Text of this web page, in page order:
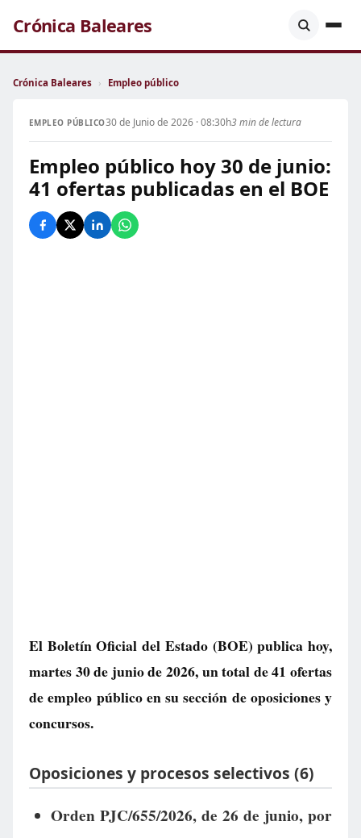
Crónica Baleares
Crónica Baleares › Empleo público
EMPLEO PÚBLICO30 de Junio de 2026 · 08:30h3 min de lectura
Empleo público hoy 30 de junio:
41 ofertas publicadas en el BOE
El Boletín Oficial del Estado (BOE) publica hoy,
martes 30 de junio de 2026, un total de41 ofertas
de empleo públicoen su sección de oposiciones y
concursos.
Oposiciones y procesos selectivos (6)
Orden PJC/655/2026, de 26 de junio, por